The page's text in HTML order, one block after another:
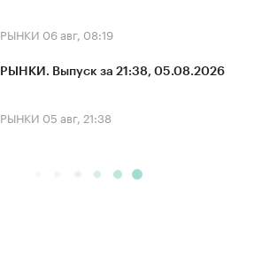
РЫНКИ 06 авг, 08:19
РЫНКИ. Выпуск за 21:38, 05.08.2026
РЫНКИ 05 авг, 21:38